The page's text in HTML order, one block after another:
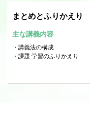
まとめとふりかえり
主な講義内容
講義法の構成
課題 学習のふりかえり